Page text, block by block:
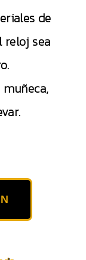
de
reloj sea